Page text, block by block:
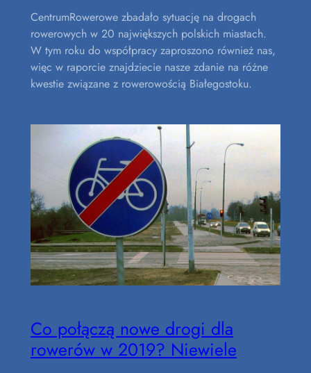
CentrumRowerowe zbadało sytuację na drogach
rowerowych w 20 największych polskich miastach.
W tym roku do współpracy zaproszono również nas,
więc w raporcie znajdziecie nasze zdanie na różne
kwestie związane z rowerowością Białegostoku.
Co połączą nowe drogi dla
rowerów w 2019? Niewiele